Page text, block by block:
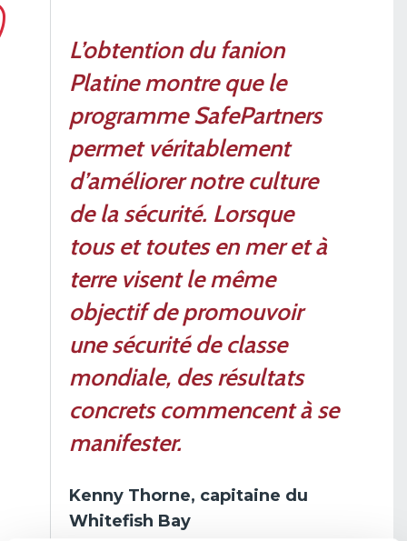
L’obtention du fanion
Platine montre que le
programme SafePartners
permet véritablement
d’améliorer notre culture
de la sécurité. Lorsque
tous et toutes en mer et à
terre visent le même
objectif de promouvoir
une sécurité de classe
mondiale, des résultats
concrets commencent à se
manifester.
Kenny Thorne, capitaine du
Whitefish Bay